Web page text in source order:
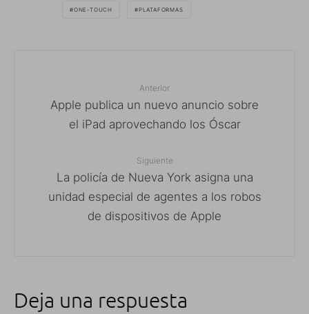
ONE-TOUCH PLATAFORMAS
Anterior
Apple publica un nuevo anuncio sobre
el iPad aprovechando los Óscar
Siguiente
La policía de Nueva York asigna una
unidad especial de agentes a los robos
de dispositivos de Apple
Deja una respuesta